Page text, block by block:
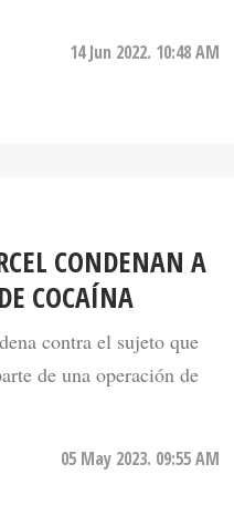
CONDENAN A
COCAÍNA
contra el sujeto que
de una operación de